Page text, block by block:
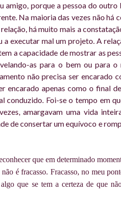
amigo, porque a pessoa do outro
Na maioria das vezes não há
há muito mais a
a executar mal um projeto. A
a capacidade de mostrar as
as para o bem ou para o
não precisa ser encarado
encarado apenas como o final
conduzido. Foi-se o tempo em
amargavam uma vida
de consertar um equívoco e
que em determinado
é fracasso. Fracasso, no meu
que se tem a certeza de que